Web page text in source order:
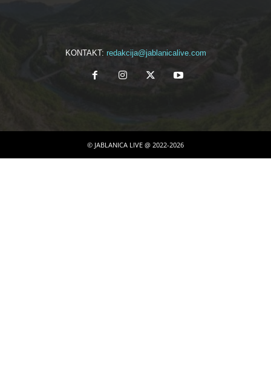
KONTAKT: redakcija@jablanicalive.com
© JABLANICA LIVE @ 2022-2026